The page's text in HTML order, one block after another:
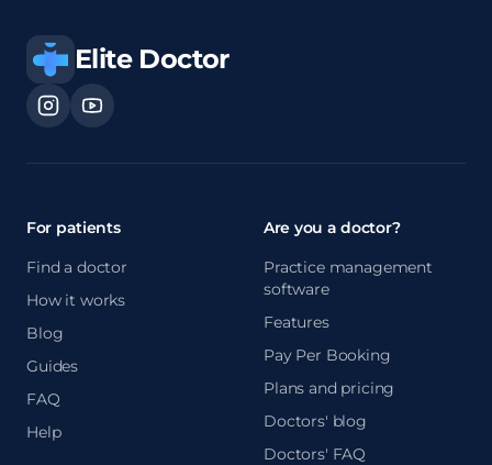
Elite Doctor
For patients
Find a doctor
How it works
Blog
Guides
FAQ
Help
Are you a doctor?
Practice management
software
Features
Pay Per Booking
Plans and pricing
Doctors' blog
Doctors' FAQ